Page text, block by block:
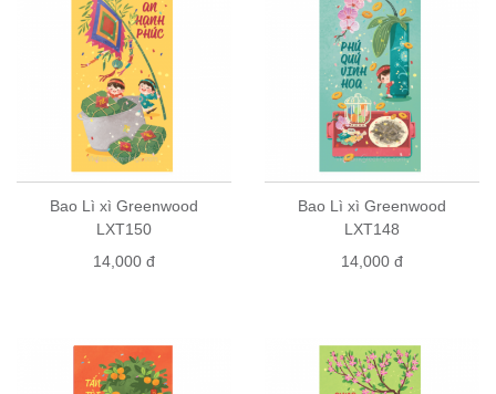
ý nghĩa đó, Bao Lì Xì sẽ là món quà không thể thiếu mà
chúng ta có thể dành tặng cho những người thân yêu vào
ngày đầu năm mới.
Ngoài sử dụng làm quà tặng,
còn có thể dùng để
trang trí cành đào, cây quất, sẽ tô điểm cho không gian gia
đình bạn thêm phần sinh động, nổi bật.
Chúng tôi có xuất hoá đơn VAT theo quy định hiện hành
Bao Lì xì Greenwood
LXT150
14,000 đ
Bao Lì xì Greenwood
LXT148
14,000 đ